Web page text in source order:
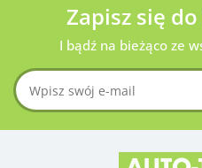
Zapisz się
I bądź na bieżąco ze